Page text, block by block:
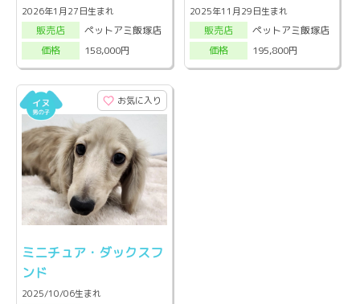
2026年1月27日生まれ
販売店
ペットアミ飯塚店
価格
158,000円
2025年11月29日生まれ
販売店
ペットアミ飯塚店
価格
195,800円
お気に入り
ミニチュア・ダックスフ
ンド
2025/10/06生まれ